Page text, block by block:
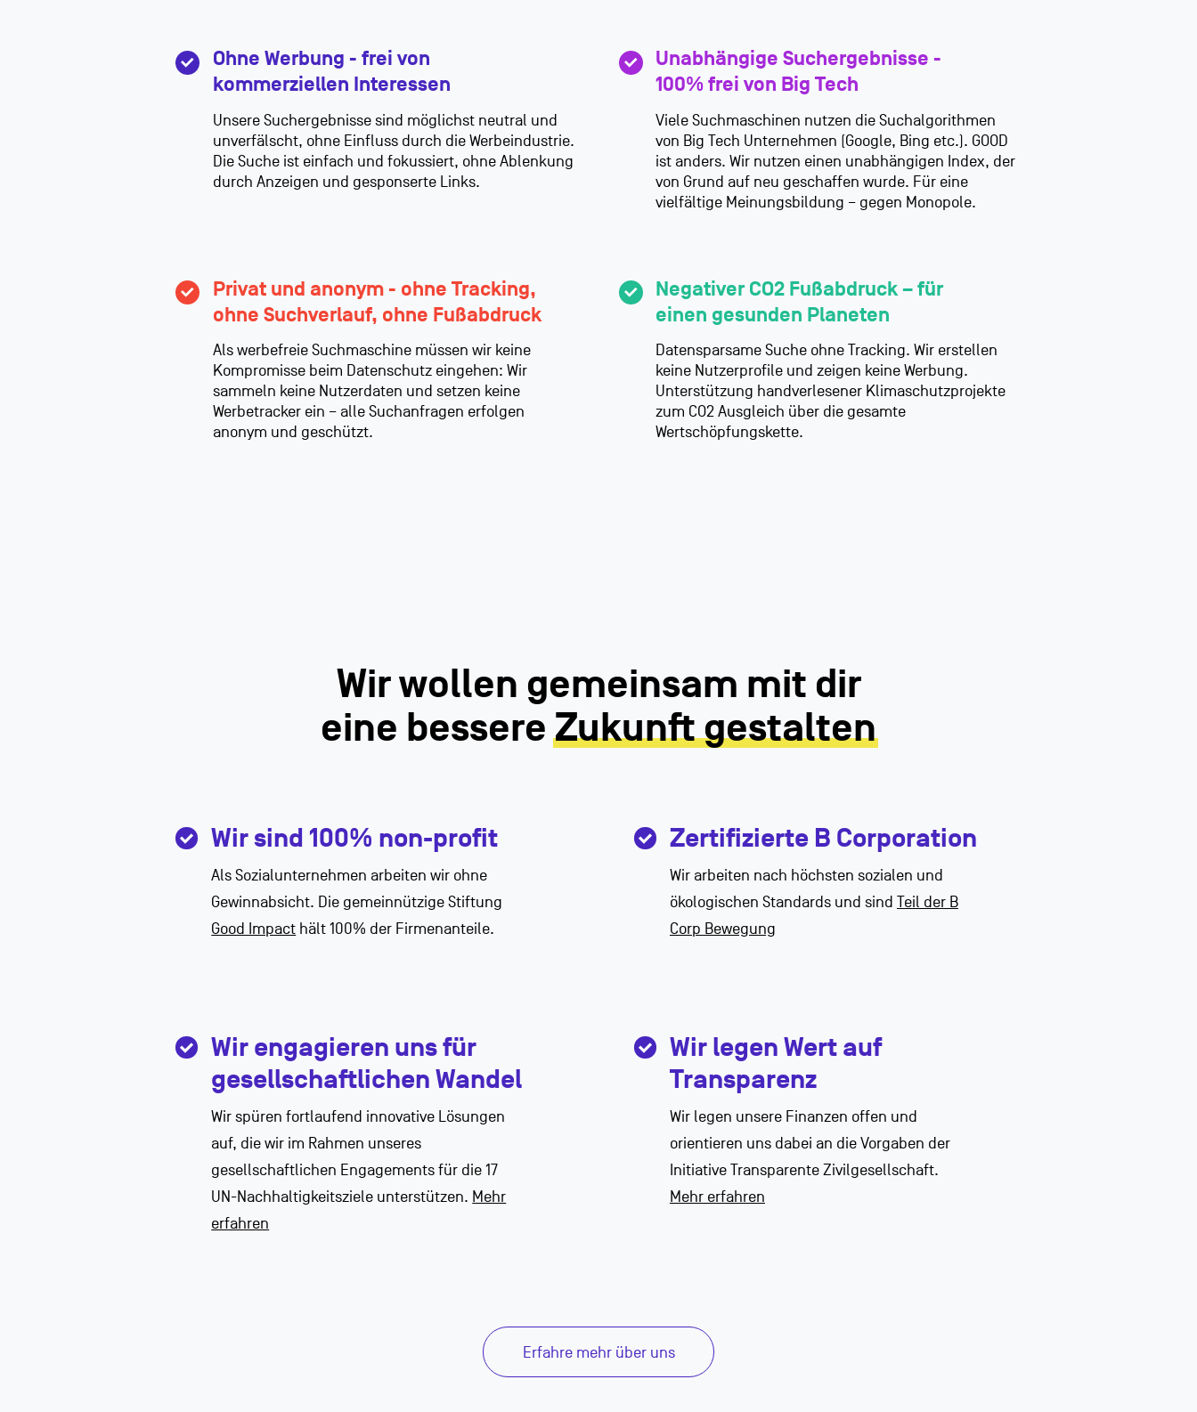
Ohne Werbung - frei von
kommerziellen Interessen
Unsere Suchergebnisse sind möglichst neutral und
unverfälscht, ohne Einfluss durch die Werbeindustrie.
Die Suche ist einfach und fokussiert, ohne Ablenkung
durch Anzeigen und gesponserte Links.
Unabhängige Suchergebnisse -
100% frei von Big Tech
Viele Suchmaschinen nutzen die Suchalgorithmen
von Big Tech Unternehmen (Google, Bing etc.). GOOD
ist anders. Wir nutzen einen unabhängigen Index, der
von Grund auf neu geschaffen wurde. Für eine
vielfältige Meinungsbildung – gegen Monopole.
Privat und anonym - ohne Tracking,
ohne Suchverlauf, ohne Fußabdruck
Als werbefreie Suchmaschine müssen wir keine
Kompromisse beim Datenschutz eingehen: Wir
sammeln keine Nutzerdaten und setzen keine
Werbetracker ein – alle Suchanfragen erfolgen
anonym und geschützt.
Negativer CO2 Fußabdruck – für
einen gesunden Planeten
Datensparsame Suche ohne Tracking. Wir erstellen
keine Nutzerprofile und zeigen keine Werbung.
Unterstützung handverlesener Klimaschutzprojekte
zum CO2 Ausgleich über die gesamte
Wertschöpfungskette.
Wir wollen gemeinsam mit dir
eine bessereZukunft gestalten
Wir sind 100% non-profit
Als Sozialunternehmen arbeiten wir ohne
Gewinnabsicht. Die gemeinnützige Stiftung
Good Impact hält 100% der Firmenanteile.
Zertifizierte B Corporation
Wir arbeiten nach höchsten sozialen und
ökologischen Standards und sind Teil der B
Corp Bewegung
Wir engagieren uns für
gesellschaftlichen Wandel
Wir spüren fortlaufend innovative Lösungen
auf, die wir im Rahmen unseres
gesellschaftlichen Engagements für die 17
UN-Nachhaltigkeitsziele unterstützen. Mehr
erfahren
Wir legen Wert auf
Transparenz
Wir legen unsere Finanzen offen und
orientieren uns dabei an die Vorgaben der
Initiative Transparente Zivilgesellschaft.
Mehr erfahren
Erfahre mehr über uns